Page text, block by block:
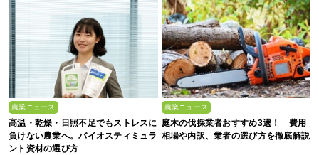
農業ニュース
高温・乾燥・日照不足でもストレスに
負けない農業へ。バイオスティミュラ
ント資材の選び方
農業ニュース
庭木の伐採業者おすすめ3選！ 費用
相場や内訳、業者の選び方を徹底解説